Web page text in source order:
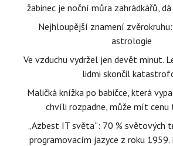
žabinec je noční můra zahrádkářů,
Nejhloupější znamení
astrologie
Ve vzduchu vydržel jen devět minut.
lidmi skončil
Maličká knížka po babičce, která
chvíli rozpadne, může mít cenu
„Azbest IT světa“: 70 % světových
programovacím jazyce z roku 1959.